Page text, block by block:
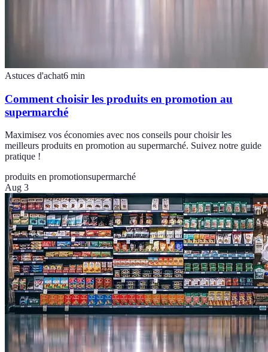
Astuces d'achat6 min
Comment choisir les produits en promotion au
supermarché
Maximisez vos économies avec nos conseils pour choisir les
meilleurs produits en promotion au supermarché. Suivez notre guide
pratique !
produits en promotionsupermarché
Aug 3